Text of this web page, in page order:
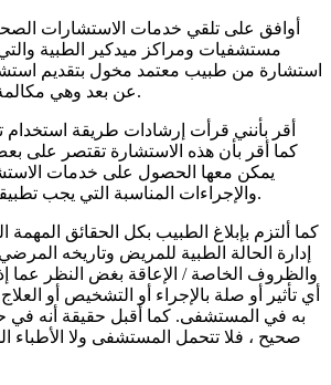
أوافق على تلقي خدمات الاستشارات
مستشفيات ومراكز ميدكير الطبية
استشارة من طبيب معتمد مخول بتقديم
عن بعد وهي مكالمة محادثة فيديو تفاعلية.
أقر بأنني قرأت إرشادات طريقة استخدام
كما أقر بأن هذه الاستشارة تقتصر على
يمكن معها الحصول على خدمات
والإجراءات المناسبة التي يجب تطبيقها في حالات الطوارئ.
كما ألتزم بإبلاغ الطبيب بكل الحقائق المهمة
إدارة الحالة الطبية للمريض وتاريخه
والظروف الخاصة / الإعاقة بغض النظر عما
أي تأثير أو صلة بالإجراء أو التشخيص أو
به في المستشفى. كما أقبل حقيقة أنه في
صحيح ، فلا تتحمل المستشفى ولا الأطباء